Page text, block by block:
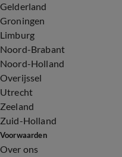
Gelderland
Groningen
Limburg
Noord-Brabant
Noord-Holland
Overijssel
Utrecht
Zeeland
Zuid-Holland
Voorwaarden
Over ons